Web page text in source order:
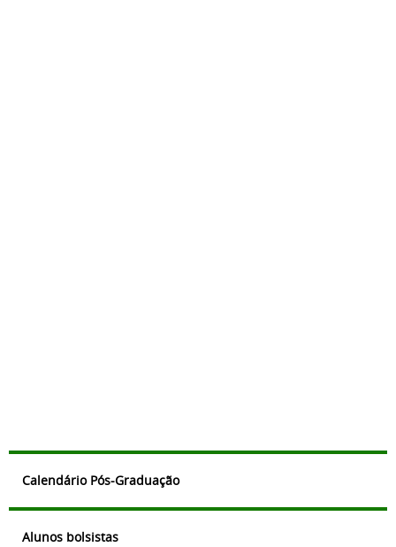
Calendário Pós-Graduação
Alunos bolsistas